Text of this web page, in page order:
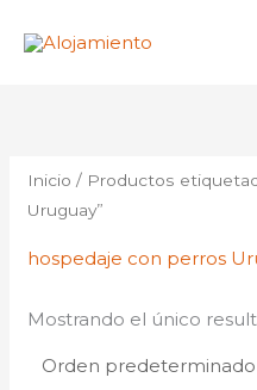
Inicio / Productos
Uruguay”
hospedaje con perros
Mostrando el único